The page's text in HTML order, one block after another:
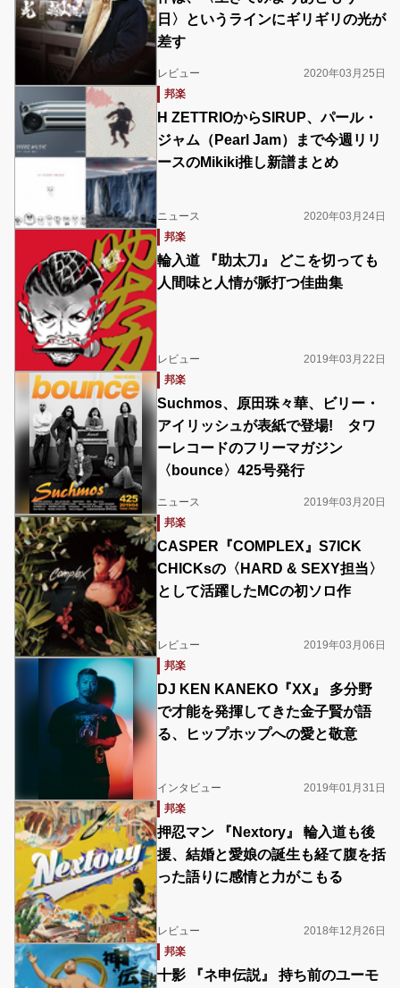
日〉というラインにギリギリの光が
差す
レビュー
2020年03月25日
邦楽
H ZETTRIOからSIRUP、パール・
ジャム（Pearl Jam）まで今週リリ
ースのMikiki推し新譜まとめ
ニュース
2020年03月24日
邦楽
輪入道 『助太刀』 どこを切っても
人間味と人情が脈打つ佳曲集
レビュー
2019年03月22日
邦楽
Suchmos、原田珠々華、ビリー・
アイリッシュが表紙で登場! タワ
ーレコードのフリーマガジン
〈bounce〉425号発行
ニュース
2019年03月20日
邦楽
CASPER『COMPLEX』S7ICK
CHICKsの〈HARD & SEXY担当〉
として活躍したMCの初ソロ作
レビュー
2019年03月06日
邦楽
DJ KEN KANEKO『XX』 多分野
で才能を発揮してきた金子賢が語
る、ヒップホップへの愛と敬意
インタビュー
2019年01月31日
邦楽
押忍マン 『Nextory』 輪入道も後
援、結婚と愛娘の誕生も経て腹を括
った語りに感情と力がこもる
レビュー
2018年12月26日
邦楽
十影 『ネ申伝説』 持ち前のユーモ